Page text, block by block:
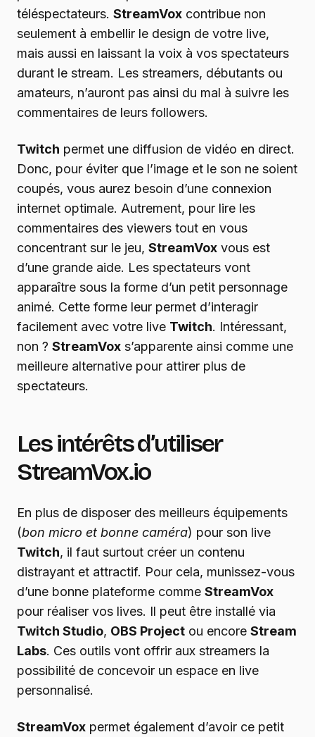
téléspectateurs. StreamVox contribue non
seulement à embellir le design de votre live,
mais aussi en laissant la voix à vos spectateurs
durant le stream. Les streamers, débutants ou
amateurs, n’auront pas ainsi du mal à suivre les
commentaires de leurs followers.
Twitch permet une diffusion de vidéo en direct.
Donc, pour éviter que l’image et le son ne soient
coupés, vous aurez besoin d’une connexion
internet optimale. Autrement, pour lire les
commentaires des viewers tout en vous
concentrant sur le jeu, StreamVox vous est
d’une grande aide. Les spectateurs vont
apparaître sous la forme d’un petit personnage
animé. Cette forme leur permet d’interagir
facilement avec votre live Twitch. Intéressant,
non ? StreamVox s’apparente ainsi comme une
meilleure alternative pour attirer plus de
spectateurs.
Les intérêts d’utiliser
StreamVox.io
En plus de disposer des meilleurs équipements
(bon micro et bonne caméra) pour son live
Twitch, il faut surtout créer un contenu
distrayant et attractif. Pour cela, munissez-vous
d’une bonne plateforme comme StreamVox
pour réaliser vos lives. Il peut être installé via
Twitch Studio, OBS Project ou encore Stream
Labs. Ces outils vont offrir aux streamers la
possibilité de concevoir un espace en live
personnalisé.
StreamVox permet également d’avoir ce petit